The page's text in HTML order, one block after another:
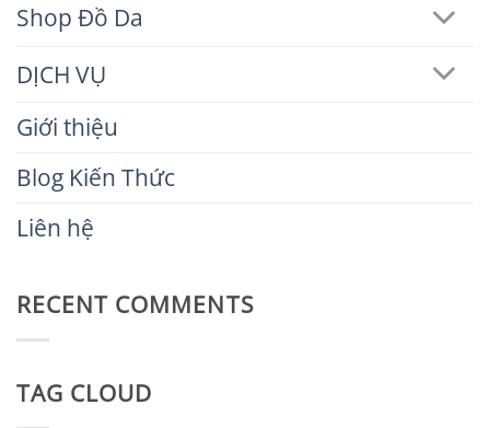
Shop Đồ Da
DỊCH VỤ
Giới thiệu
Blog Kiến Thức
Liên hệ
RECENT COMMENTS
TAG CLOUD